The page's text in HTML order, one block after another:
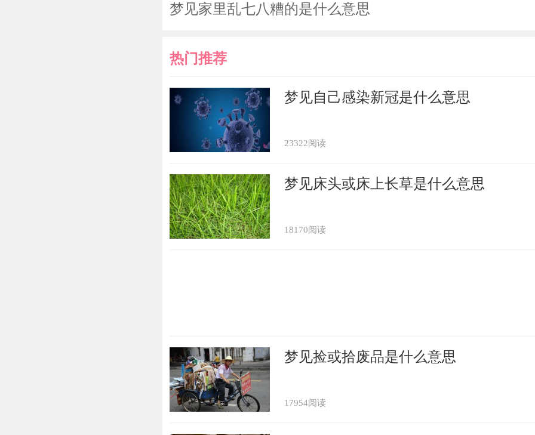
梦见家里乱七八糟的是什么意思
热门推荐
梦见自己感染新冠是什么意思
23322阅读
梦见床头或床上长草是什么意思
18170阅读
梦见捡或拾废品是什么意思
17954阅读